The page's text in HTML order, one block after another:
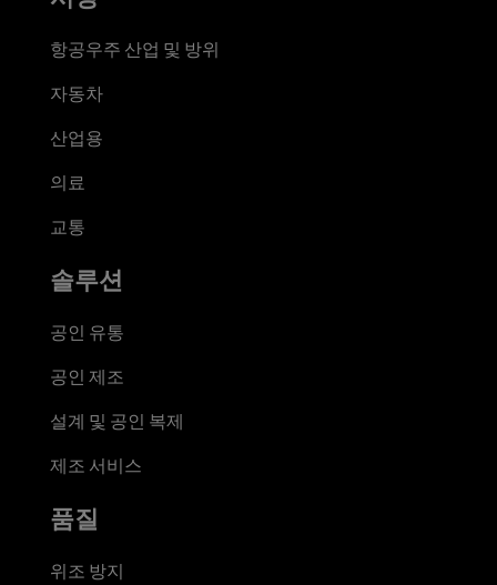
항공우주 산업 및 방위
자동차
산업용
의료
교통
솔루션
공인 유통
공인 제조
설계 및 공인 복제
제조 서비스
품질
위조 방지